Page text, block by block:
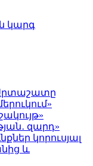
կարգ
զարդ»
կորուսյալ
և